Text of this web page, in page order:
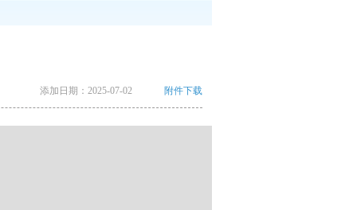
添加日期： 2025-07-02 附件下载